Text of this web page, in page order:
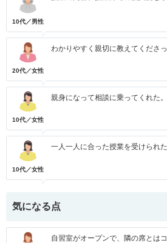
10代／男性
20代／女性
わかりやすく親切に教えてくださっ
10代／女性
親身になって相談に乗ってくれた。
10代／女性
一人一人に合った授業を受けられた
気になる点
自習室がオープンで、隣の席とは